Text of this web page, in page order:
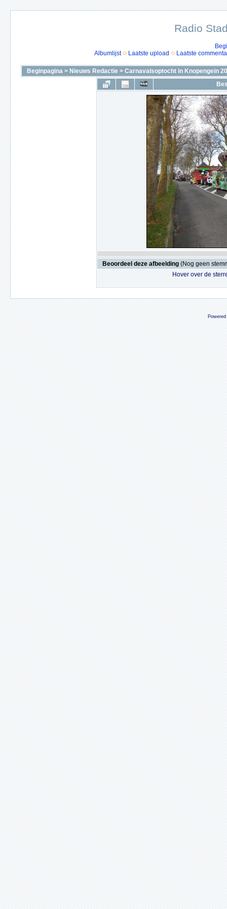
Radio
Albumlijst
Laatste upload Laatste
Beginpagina > Nieuws Redactie > Carnavalsoptocht in Knopengein
Beoordeel deze afbeelding (Nog geen
Hover over de